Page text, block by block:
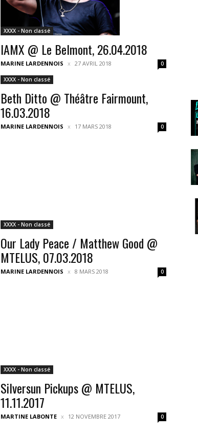
XXXX - Non classé
IAMX @ Le Belmont, 26.04.2018
MARINE LARDENNOIS 27 AVRIL 2018 0
XXXX - Non classé
Beth Ditto @ Théâtre Fairmount,
16.03.2018
MARINE LARDENNOIS 17 MARS 2018 0
XXXX - Non classé
Our Lady Peace / Matthew Good @
MTELUS, 07.03.2018
MARINE LARDENNOIS 8 MARS 2018 0
XXXX - Non classé
Silversun Pickups @ MTELUS,
11.11.2017
MARTINE LABONTE 12 NOVEMBRE 2017 0